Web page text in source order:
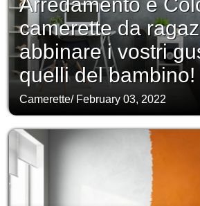
camerette da
abbinare i vostri
quelli del bambino!
Camerette/ February 03, 2022